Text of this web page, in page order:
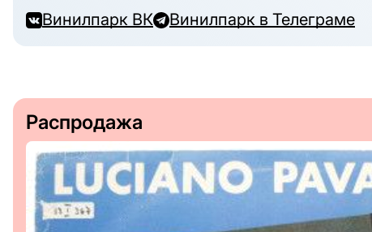
Винилпарк ВК Винилпарк в Телеграме
Распродажа